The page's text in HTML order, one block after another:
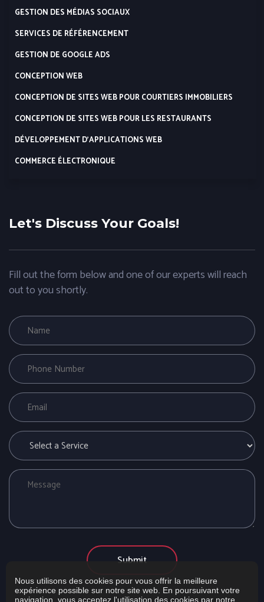
GESTION DES MÉDIAS SOCIAUX
SERVICES DE RÉFÉRENCEMENT
GESTION DE GOOGLE ADS
CONCEPTION WEB
CONCEPTION DE SITES WEB POUR COURTIERS IMMOBILIERS
CONCEPTION DE SITES WEB POUR LES RESTAURANTS
DÉVELOPPEMENT D’APPLICATIONS WEB
COMMERCE ÉLECTRONIQUE
Let's Discuss Your Goals!
Fill out the form below and one of our experts will reach
out to you shortly.
Nous utilisons des cookies pour vous offrir la meilleure
expérience possible sur notre site web. En poursuivant votre
navigation, vous acceptez l'utilisation des cookies par notre